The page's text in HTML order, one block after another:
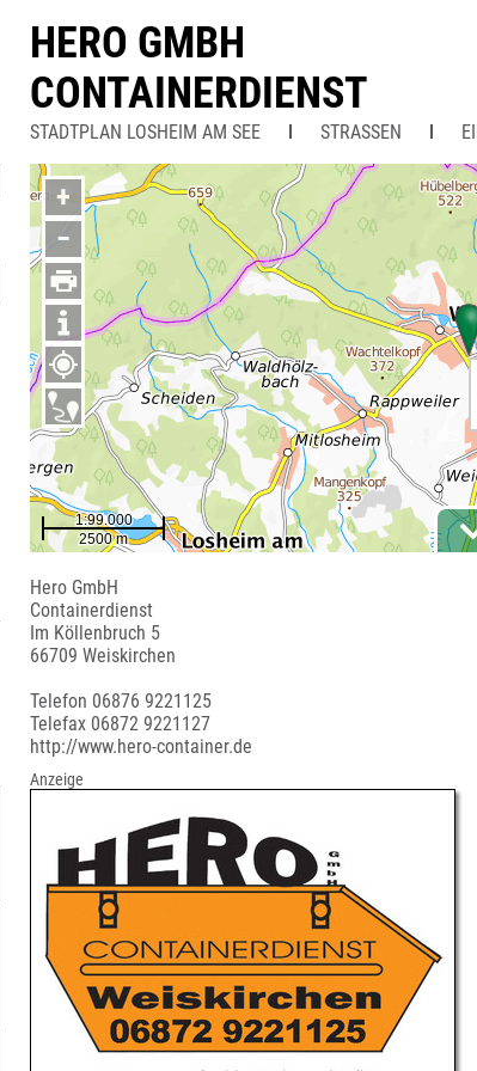
HERO GMBH
CONTAINERDIENST
STADTPLAN LOSHEIM AM SEE STRASSEN
+
−
Hero GmbH
Containerdienst
Im Köllenbruch 5
66709 Weiskirchen
Telefon 06876 9221125
Telefax 06872 9221127
http://www.hero-container.de
Anzeige